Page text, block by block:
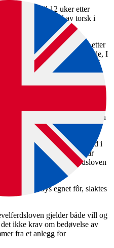
villfisk inntil 12 uker etter
til hold av torsk i
levende må være godkjent etter
fiske og føre fangsten levende, I
av fisken før fisken settes i
gjelder for alle fartøy som
arter enn sei, sild, brisling,
villfisken gjelder kravene i
levende, samt restitusjon
under fiske, transport og hold i
Den som til enhver tid har
velferd og at dyrevelferdsloven
tilbys egnet fôr, slaktes
gjelder både vill og
ikke krav om bedøvelse av
fra et anlegg for